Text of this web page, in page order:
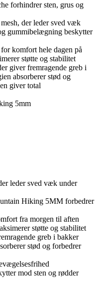
forhindrer sten, grus og
der leder sved væk
gummibelægning beskytter
komfort hele dagen på
støtte og stabilitet
giver fremragende greb i
absorberer stød og
giver total
5mm
leder sved væk under
Hiking 5MM forbedrer
fra morgen til aften
støtte og stabilitet
greb i bakker
stød og forbedrer
mod sten og rødder